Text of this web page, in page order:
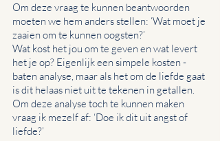
Om deze vraag te kunnen beantwoorden
moeten we hem anders stellen: ‘Wat moet je
zaaien om te kunnen oogsten?’
Wat kost het jou om te geven en wat levert
het je op? Eigenlijk een simpele kosten -
baten analyse, maar als het om de liefde gaat
is dit helaas niet uit te tekenen in getallen.
Om deze analyse toch te kunnen maken
vraag ik mezelf af: ‘Doe ik dit uit angst of
liefde?’